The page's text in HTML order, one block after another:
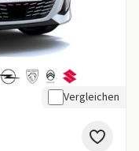
Vergleichen